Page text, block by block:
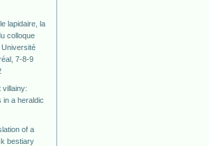
lapidaire, la
colloque
Université
7-8-9
villainy:
in a heraldic
of a
bestiary